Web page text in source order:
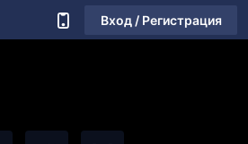
Вход / Регистрация